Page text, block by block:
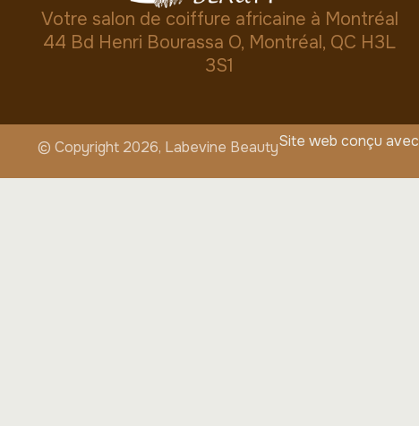
Votre salon de coiffure africaine à Montréal
44 Bd Henri Bourassa O, Montréal, QC H3L
3S1
© Copyright 2026, Labevine BeautySite web conçu avec